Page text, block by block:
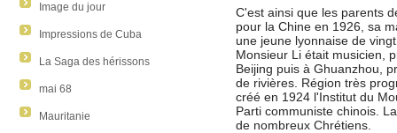
Image du jour
Impressions de Cuba
La Saga des hérissons
mai 68
Mauritanie
C'est ainsi que les parents
pour la Chine en 1926, sa
une jeune lyonnaise de
Monsieur Li était musicien,
Beijing puis à Ghuanzhou,
de rivières. Région très
créé en 1924 l'Institut du
Parti communiste chinois.
de nombreux Chrétiens.